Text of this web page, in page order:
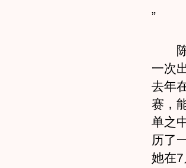
”
陈
一次
去年
赛，
单之
历了
她在